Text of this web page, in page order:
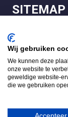
SITEMAP
LEGAL
Wij gebruiken
We kunnen deze
onze website te
geweldige website-
die we gebruiken